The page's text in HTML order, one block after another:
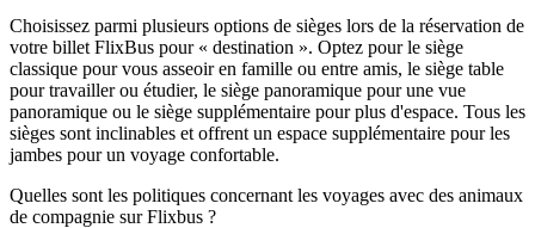
Choisissez parmi plusieurs options de sièges lors de la réservation de
votre billet FlixBus pour « destination ». Optez pour le siège
classique pour vous asseoir en famille ou entre amis, le siège table
pour travailler ou étudier, le siège panoramique pour une vue
panoramique ou le siège supplémentaire pour plus d'espace. Tous les
sièges sont inclinables et offrent un espace supplémentaire pour les
jambes pour un voyage confortable.
Quelles sont les politiques concernant les voyages avec des animaux
de compagnie sur Flixbus ?